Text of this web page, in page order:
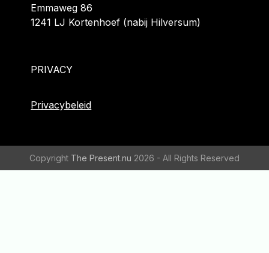
Emmaweg 86
1241 LJ Kortenhoef (nabij Hilversum)
PRIVACY
Privacybeleid
Copyright The Present.nu 2026 - All Rights Reserved